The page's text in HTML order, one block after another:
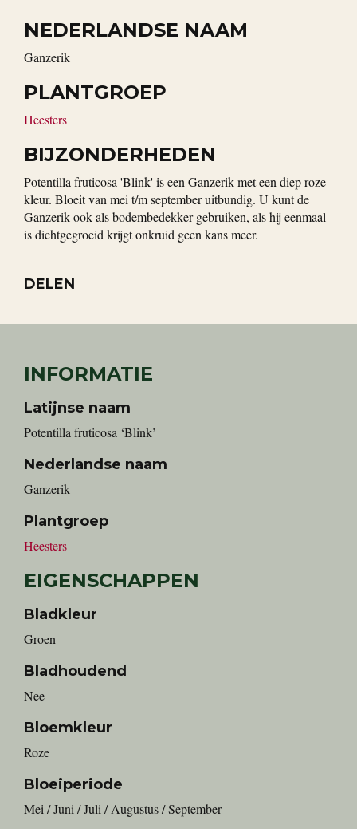
NEDERLANDSE NAAM
Ganzerik
PLANTGROEP
Heesters
BIJZONDERHEDEN
Potentilla fruticosa 'Blink' is een Ganzerik met een diep roze
kleur. Bloeit van mei t/m september uitbundig. U kunt de
Ganzerik ook als bodembedekker gebruiken, als hij eenmaal
is dichtgegroeid krijgt onkruid geen kans meer.
DELEN
INFORMATIE
Latijnse naam
Potentilla fruticosa ‘Blink’
Nederlandse naam
Ganzerik
Plantgroep
Heesters
EIGENSCHAPPEN
Bladkleur
Groen
Bladhoudend
Nee
Bloemkleur
Roze
Bloeiperiode
Mei / Juni / Juli / Augustus / September